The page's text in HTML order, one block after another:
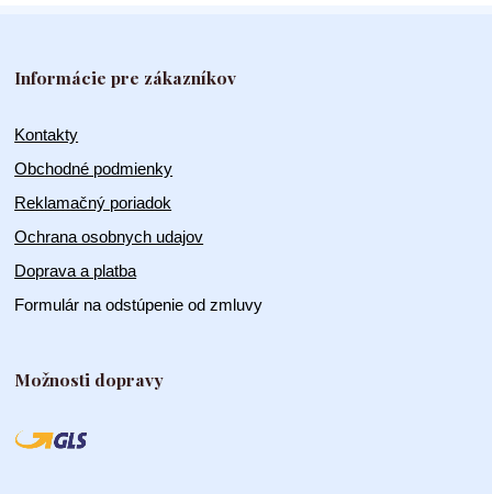
Informácie pre zákazníkov
Kontakty
Obchodné podmienky
Reklamačný poriadok
Ochrana osobnych udajov
Doprava a platba
Formulár na odstúpenie od zmluvy
Možnosti dopravy